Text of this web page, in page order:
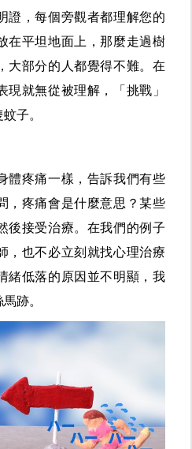
證，每個旁觀者都理解您的
在平坦地面上，那麼走過樹
大部分的人都覺得不難。在
現就無從被理解，「挑戰」
子。
體疼痛一樣，告訴我們有些
，疼痛會是什麼意思？某些
後接受治療。在我們的例子
，也不必立刻就找心理治療
緒低落的原因並不明顯，我
跡。